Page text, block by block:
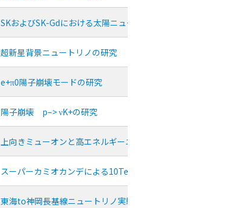
SKおよびSK-Gdにおける太陽ニュートリノ観測の高感度化
超新星背景ニュートリノの研究
e+π0陽子崩壊モードの研究
陽子崩壊 p–> νK+の研究
上向きミューオンと高エネルギーニュートリノの研究
スーパーカミオカンデによる10TeV宇宙線強度の恒星時日周
東海to神岡長基線ニュートリノ実験Ｔ２Ｋ